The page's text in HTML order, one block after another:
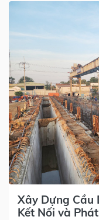
Xây Dựng Cầu
Kết Nối và